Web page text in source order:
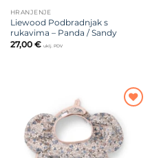
HRANJENJE
Liewood Podbradnjak s
rukavima – Panda / Sandy
27,00 € uklj. PDV
Dodajte
na listu
želja